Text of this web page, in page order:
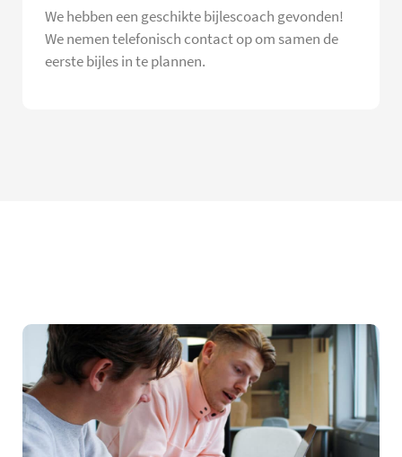
We hebben een geschikte bijlescoach gevonden!
We nemen telefonisch contact op om samen de
eerste bijles in te plannen.